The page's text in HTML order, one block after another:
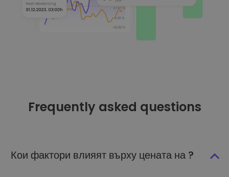
Frequently asked questions
Кои фактори влияят върху цената на ?